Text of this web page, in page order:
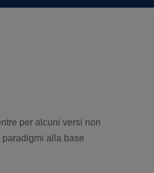
per alcuni versi non
paradigmi alla base